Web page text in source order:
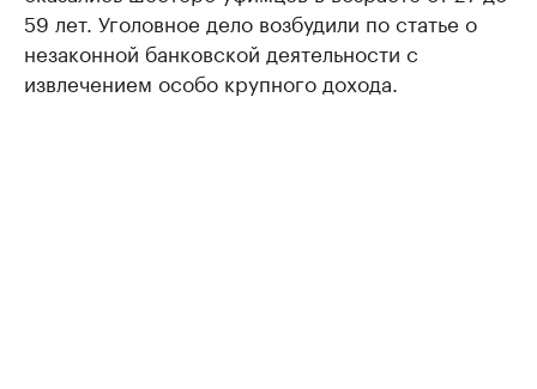
59 лет. Уголовное дело возбудили по статье о
незаконной банковской деятельности с
извлечением особо крупного дохода.